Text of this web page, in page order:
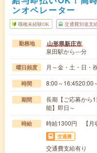
ンオペレーター
職種未経験OK 交通費別途支
勤務地 山形県新庄市
泉田駅から---分
曜日頻度 月～金・土・日・
時間 8:00～16:4520:00
期間
長期【ご応募から
能】即日～
時給 時給1300円 【月
交通費
交通費支給有り